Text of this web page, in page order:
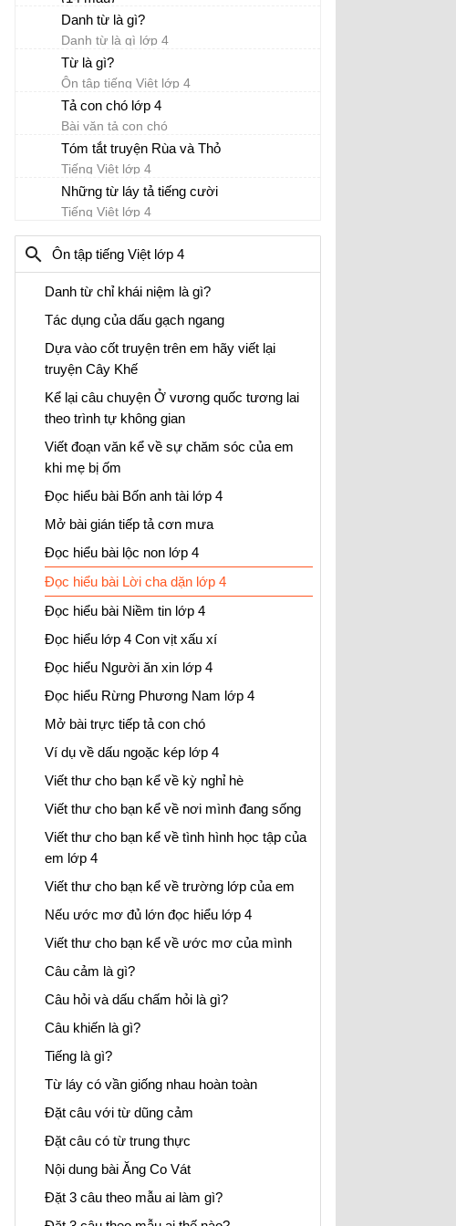
Tả con gà trống lớp 4 đạt điểm 10, 9
Danh từ là gì?
Danh từ là gì lớp 4
Từ là gì?
Ôn tập tiếng Việt lớp 4
Tả con chó lớp 4
Bài văn tả con chó
Tóm tắt truyện Rùa và Thỏ
Tiếng Việt lớp 4
Những từ láy tả tiếng cười
Tiếng Việt lớp 4
Ôn tập tiếng Việt lớp 4
Loạng choạng nghĩa là gì?
chủ điểm Thương người như thể thương
Đặt câu với từ râm ran?
Tính từ là gì lớp 4
Từ láy là gì lớp 4
Đặt câu với từ vi vu?
Đặt câu với thành ngữ gan vàng dạ sắt?
Đặt câu với từ kiên nhẫn
Danh từ chỉ khái niệm là gì?
Tác dụng của dấu gạch ngang
Dựa vào cốt truyện trên em hãy viết lại
truyện Cây Khế
Kể lại câu chuyện Ở vương quốc tương lai
theo trình tự không gian
Viết đoạn văn kể về sự chăm sóc của em
khi mẹ bị ốm
Đọc hiểu bài Bốn anh tài lớp 4
Mở bài gián tiếp tả cơn mưa
Đọc hiểu bài lộc non lớp 4
Đọc hiểu bài Lời cha dặn lớp 4
Đọc hiểu bài Niềm tin lớp 4
Đọc hiểu lớp 4 Con vịt xấu xí
Đọc hiểu Người ăn xin lớp 4
Đọc hiểu Rừng Phương Nam lớp 4
Mở bài trực tiếp tả con chó
Ví dụ về dấu ngoặc kép lớp 4
Viết thư cho bạn kể về kỳ nghỉ hè
Viết thư cho bạn kể về nơi mình đang sống
Viết thư cho bạn kể về tình hình học tập của
em lớp 4
Viết thư cho bạn kể về trường lớp của em
Nếu ước mơ đủ lớn đọc hiểu lớp 4
Viết thư cho bạn kể về ước mơ của mình
Câu cảm là gì?
Câu hỏi và dấu chấm hỏi là gì?
Câu khiến là gì?
Tiếng là gì?
Từ láy có vần giống nhau hoàn toàn
Đặt câu với từ dũng cảm
Đặt câu có từ trung thực
Nội dung bài Ăng Co Vát
Đặt 3 câu theo mẫu ai làm gì?